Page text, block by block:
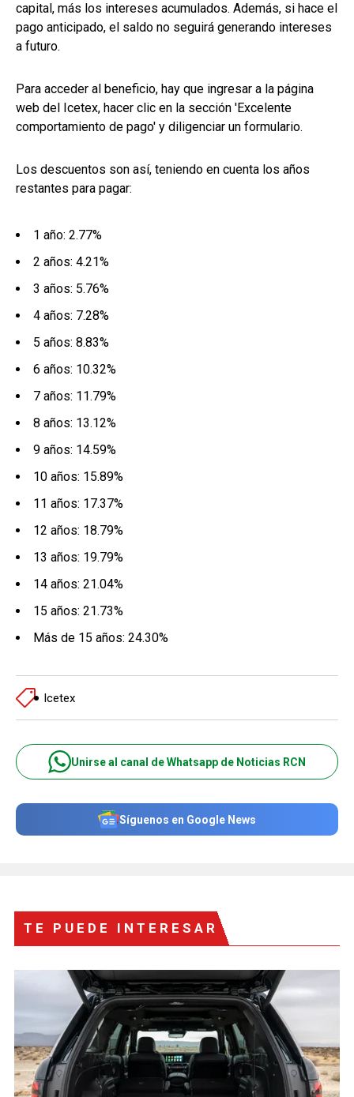
capital, más los intereses acumulados. Además, si hace el
pago anticipado, el saldo no seguirá generando intereses
a futuro.
Para acceder al beneficio, hay que ingresar a la página
web del Icetex, hacer clic en la sección 'Excelente
comportamiento de pago' y diligenciar un formulario.
Los descuentos son así, teniendo en cuenta los años
restantes para pagar:
1 año: 2.77%
2 años: 4.21%
3 años: 5.76%
4 años: 7.28%
5 años: 8.83%
6 años: 10.32%
7 años: 11.79%
8 años: 13.12%
9 años: 14.59%
10 años: 15.89%
11 años: 17.37%
12 años: 18.79%
13 años: 19.79%
14 años: 21.04%
15 años: 21.73%
Más de 15 años: 24.30%
Icetex
Unirse al canal de Whatsapp de Noticias RCN
Síguenos en Google News
TE PUEDE INTERESAR